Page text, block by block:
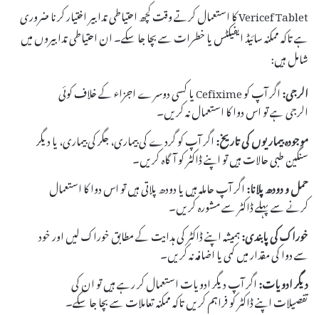
Vericef Tablet کا استعمال کرتے وقت کچھ احتیاطی تدابیر اختیار کرنا ضروری
ہے تاکہ ممکنہ سائیڈ ایفیکٹس یا خطرات سے بچا جا سکے۔ ان احتیاطی تدابیروں میں
شامل ہیں:
الرجی:
اگر آپ کو Cefixime یا کسی دوسرے اجزاء کے خلاف کوئی
الرجی ہے تو اس دوا کا استعمال نہ کریں۔
موجودہ بیماریوں کی تاریخ:اگر آپ کو گردے کی بیماری، جگر کی بیماری، یا دیگر
سنگین طبی حالات ہیں تو اپنے ڈاکٹر کو آگاہ کریں۔
حمل و دودھ پلانا:اگر آپ حاملہ ہیں یا دودھ پلاتی ہیں تو اس دوا کا استعمال
کرنے سے پہلے ڈاکٹر سے مشورہ کریں۔
خوراک کی پابندی:ہمیشہ اپنے ڈاکٹر کی ہدایت کے مطابق خوراک لیں اور خود
سے دوا کی مقدار میں کمی یا اضافہ نہ کریں۔
دیگر ادویات:اگر آپ دیگر ادویات استعمال کر رہے ہیں تو ان کی
تفصیلات اپنے ڈاکٹر کو فراہم کریں تاکہ ممکنہ تعاملات سے بچا جا سکے۔